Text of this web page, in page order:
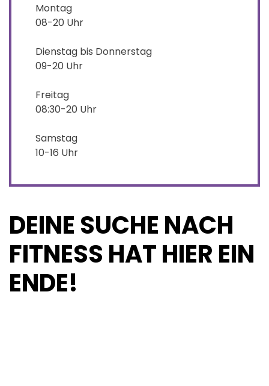
Montag
08-20 Uhr
Dienstag bis Donnerstag
09-20 Uhr
Freitag
08:30-20 Uhr
Samstag
10-16 Uhr
DEINE SUCHE NACH
FITNESS HAT HIER EIN
ENDE!